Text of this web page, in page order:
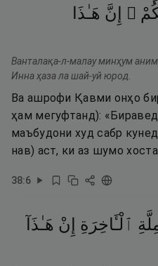
إِنَّ هَـٰذَا
Ванталақа-л-малау минҳум
Инна ҳаза ла шай-уй юрод.
Ва ашрофи Қавми онҳо
ҳам мегуфтанд):
маъбудони худ сабр
нав) аст, ки аз шумо
38:6
ٱلْـَٔاخِرَةِ إِنْ هَـٰذَآ